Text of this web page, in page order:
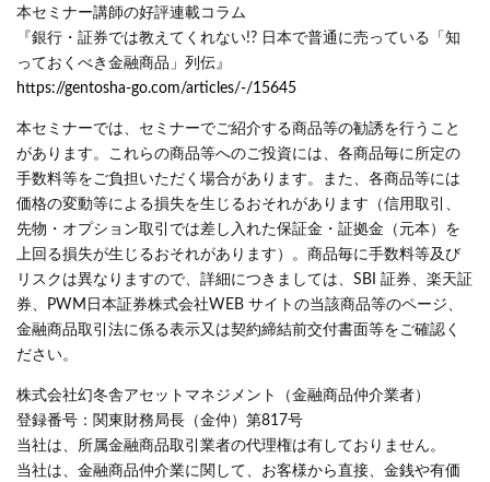
本セミナー講師の好評連載コラム
『銀行・証券では教えてくれない!? 日本で普通に売っている「知
っておくべき金融商品」列伝』
https://gentosha-go.com/articles/-/15645
本セミナーでは、セミナーでご紹介する商品等の勧誘を行うこと
があります。これらの商品等へのご投資には、各商品毎に所定の
手数料等をご負担いただく場合があります。また、各商品等には
価格の変動等による損失を生じるおそれがあります（信用取引、
先物・オプション取引では差し入れた保証金・証拠金（元本）を
上回る損失が生じるおそれがあります）。商品毎に手数料等及び
リスクは異なりますので、詳細につきましては、SBI 証券、楽天証
券、PWM日本証券株式会社WEB サイトの当該商品等のページ、
金融商品取引法に係る表示又は契約締結前交付書面等をご確認く
ださい。
株式会社幻冬舎アセットマネジメント（金融商品仲介業者）
登録番号：関東財務局長（金仲）第817号
当社は、所属金融商品取引業者の代理権は有しておりません。
当社は、金融商品仲介業に関して、お客様から直接、金銭や有価